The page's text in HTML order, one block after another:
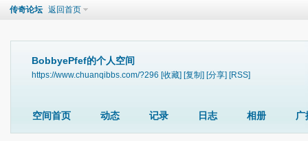
传奇论坛 返回首页
BobbyePfef的个人空间
https://www.chuanqibbs.com/?296 [收藏] [复制] [分享] [RSS]
空间首页 动态 记录 日志 相册 广